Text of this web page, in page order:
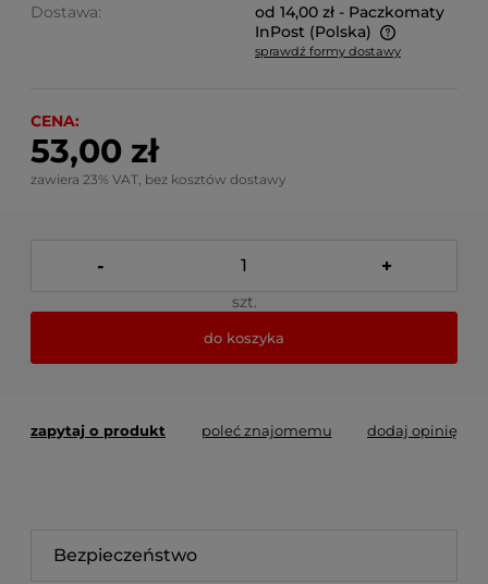
Dostawa:
od 14,00 zł - Paczkomaty
InPost (Polska)
Cena nie zawiera ewentualnych kosztów płatności
sprawdź formy dostawy
CENA:
53,00 zł
zawiera 23% VAT, bez kosztów dostawy
- +
szt.
do koszyka
zapytaj o produkt poleć znajomemu dodaj opinię
Bezpieczeństwo